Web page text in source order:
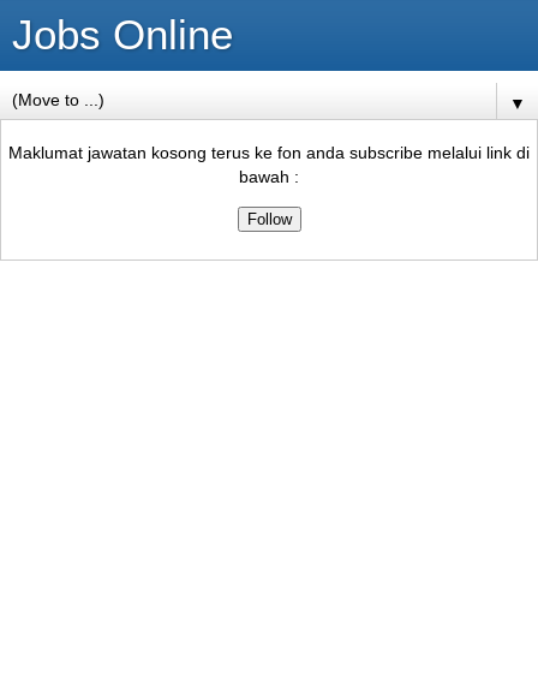
Jobs Online
▼
Maklumat jawatan kosong terus ke fon anda subscribe melalui link di
bawah :